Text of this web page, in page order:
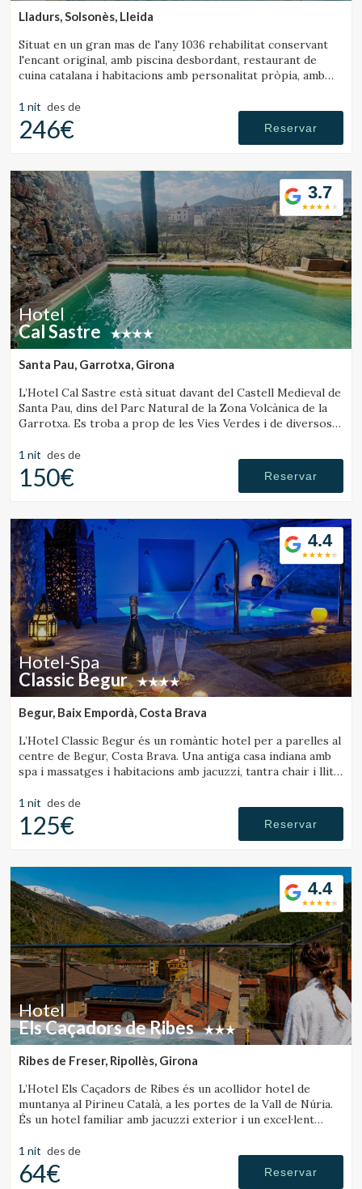
Lladurs, Solsonès, Lleida
Situat en un gran mas de l'any 1036 rehabilitat conservant
l'encant original, amb piscina desbordant, restaurant de
cuina catalana i habitacions amb personalitat pròpia, amb
1 nit des de
246€ Reservar
3.7
Hotel
Cal Sastre
Santa Pau, Garrotxa, Girona
L’Hotel Cal Sastre està situat davant del Castell Medieval de
Santa Pau, dins del Parc Natural de la Zona Volcànica de la
Garrotxa. Es troba a prop de les Vies Verdes i de diversos
1 nit des de
150€ Reservar
4.4
Hotel-Spa
Classic Begur
Begur, Baix Empordà, Costa Brava
L’Hotel Classic Begur és un romàntic hotel per a parelles al
centre de Begur, Costa Brava. Una antiga casa indiana amb
spa i massatges i habitacions amb jacuzzi, tantra chair i llit
1 nit des de
125€ Reservar
4.4
Hotel
Els Caçadors de Ribes
Ribes de Freser, Ripollès, Girona
L’Hotel Els Caçadors de Ribes és un acollidor hotel de
muntanya al Pirineu Català, a les portes de la Vall de Núria.
És un hotel familiar amb jacuzzi exterior i un excel·lent
1 nit des de
64€ Reservar